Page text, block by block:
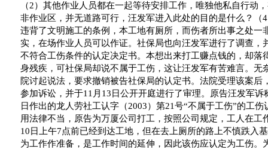
（2）其他作业人员都在一起等待安排工作，唯独他私自行动
非作业区，并无道路可行，汪发军进入此处的目的是什么？（4
违背了文明施工的条例，本工地有厕所，而伤者所出事之处一
实，在场作业人员可以作证。社保局也向汪发军进行了调查，
不符合工伤条件的认定决定书。本想出来打工赚点钱的，却落
身残疾，可社保局却说不属于工伤，这让汪发军有苦难言。无
院讨起说法，要求撤销被告社保局的认定书。法院受理该案后
参加诉讼，并于11 月 13 日公开开庭进行了审理。原告汪发军诉
日作出的龙人劳社工认字（2003）第21号“不属于工伤”的工伤
用法律不当，原告为万厦公司打工，按照公司规定，工人在工
10 日 上午7点前已经到达工地，但在去上厕所的路上不慎跌入
为工作作准备，是工作时间的延伸，因此该伤应认定为工伤。